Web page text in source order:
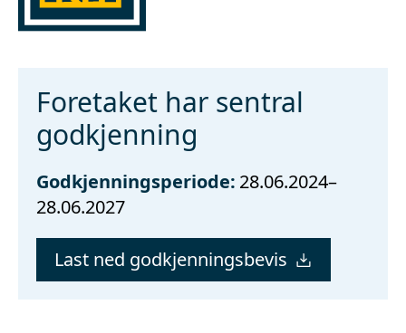
Foretaket har sentral
godkjenning
Godkjenningsperiode: 28.06.2024–
28.06.2027
Last ned godkjenningsbevis